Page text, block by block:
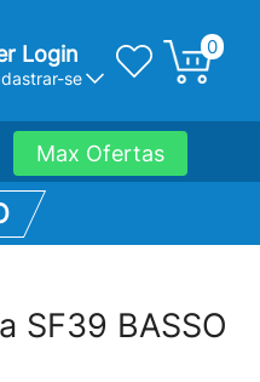
Login
se
0
Max Ofertas
SF39 BASSO